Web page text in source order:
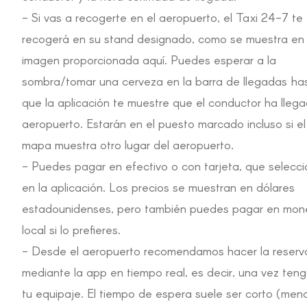
- Si vas a recogerte en el aeropuerto, el Taxi 24-7 te
recogerá en su stand designado, como se muestra en
imagen proporcionada aquí. Puedes esperar a la
sombra/tomar una cerveza en la barra de llegadas
que la aplicación te muestre que el conductor ha
aeropuerto. Estarán en el puesto marcado incluso si el
mapa muestra otro lugar del aeropuerto.
- Puedes pagar en efectivo o con tarjeta, que
en la aplicación. Los precios se muestran en dólares
estadounidenses, pero también puedes pagar en
local si lo prefieres.
- Desde el aeropuerto recomendamos hacer la
mediante la app en tiempo real, es decir, una vez
tu equipaje. El tiempo de espera suele ser corto